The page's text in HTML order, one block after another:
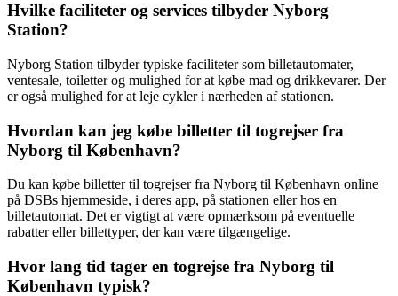
Hvilke faciliteter og services tilbyder Nyborg
Station?
Nyborg Station tilbyder typiske faciliteter som billetautomater,
ventesale, toiletter og mulighed for at købe mad og drikkevarer. Der
er også mulighed for at leje cykler i nærheden af stationen.
Hvordan kan jeg købe billetter til togrejser fra
Nyborg til København?
Du kan købe billetter til togrejser fra Nyborg til København online
på DSBs hjemmeside, i deres app, på stationen eller hos en
billetautomat. Det er vigtigt at være opmærksom på eventuelle
rabatter eller billettyper, der kan være tilgængelige.
Hvor lang tid tager en togrejse fra Nyborg til
København typisk?